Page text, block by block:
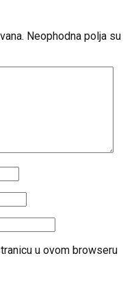
Neophodna polja su
u ovom browseru